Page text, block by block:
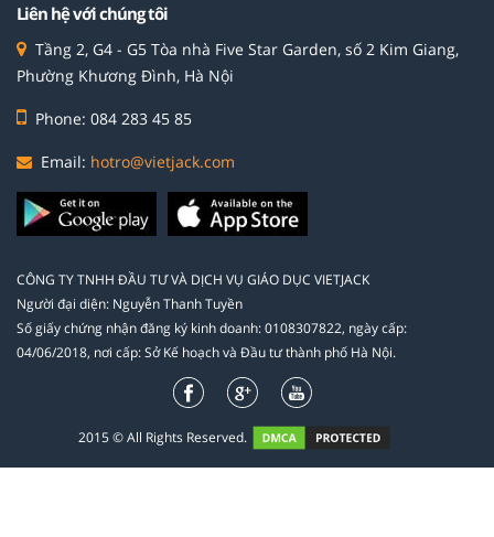
Liên hệ với chúng tôi
Tầng 2, G4 - G5 Tòa nhà Five Star Garden, số 2 Kim Giang,
Phường Khương Đình, Hà Nội
Phone: 084 283 45 85
Email: hotro@vietjack.com
CÔNG TY TNHH ĐẦU TƯ VÀ DỊCH VỤ GIÁO DỤC VIETJACK
Người đại diện: Nguyễn Thanh Tuyền
Số giấy chứng nhận đăng ký kinh doanh: 0108307822, ngày cấp:
04/06/2018, nơi cấp: Sở Kế hoạch và Đầu tư thành phố Hà Nội.
2015 © All Rights Reserved.